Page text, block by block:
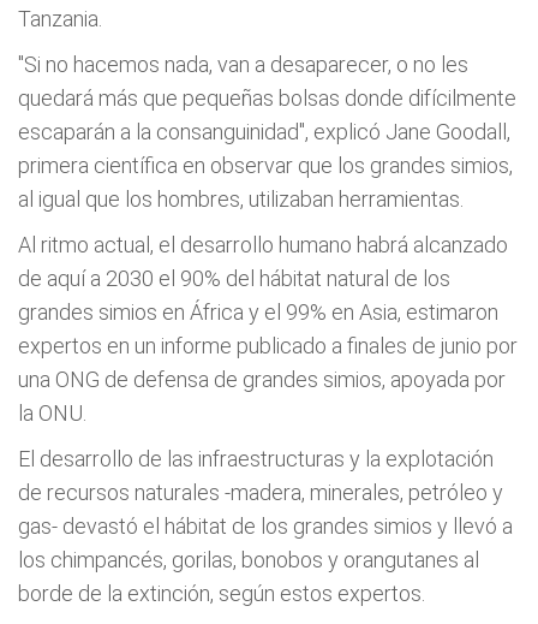
Tanzania.
"Si no hacemos nada, van a desaparecer, o no les
quedará más que pequeñas bolsas donde difícilmente
escaparán a la consanguinidad", explicó Jane Goodall,
primera científica en observar que los grandes simios,
al igual que los hombres, utilizaban herramientas.
Al ritmo actual, el desarrollo humano habrá alcanzado
de aquí a 2030 el 90% del hábitat natural de los
grandes simios en África y el 99% en Asia, estimaron
expertos en un informe publicado a finales de junio por
una ONG de defensa de grandes simios, apoyada por
la ONU.
El desarrollo de las infraestructuras y la explotación
de recursos naturales -madera, minerales, petróleo y
gas- devastó el hábitat de los grandes simios y llevó a
los chimpancés, gorilas, bonobos y orangutanes al
borde de la extinción, según estos expertos.